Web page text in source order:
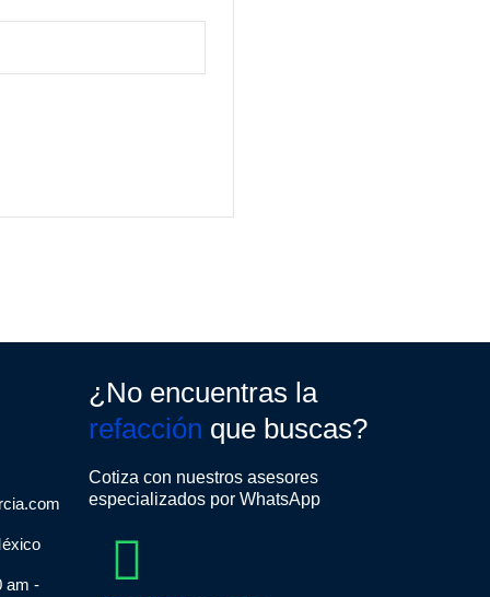
am -
¿No encuentras la
refacción que buscas?
Cotiza con nuestros asesores
especializados por WhatsApp